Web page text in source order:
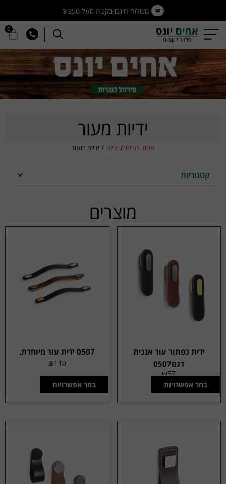
משלוח חינם בקניה מעל ₪350
0
ידיות מעור
עמוד הבית / ידיות / ידיות מעור
קטגוריות
מוצרים
ידית כפתור עור אנכית
דגם0507
₪57
בחר אפשרויות
0507 ידית עור מיוחדת.
₪110
בחר אפשרויות